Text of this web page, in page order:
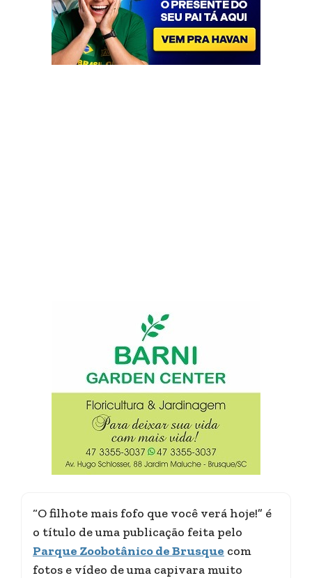
“O filhote mais fofo que você verá hoje!” é
o título de uma publicação feita pelo
Parque Zoobotânico de Brusque com
fotos e vídeo de uma capivara muito